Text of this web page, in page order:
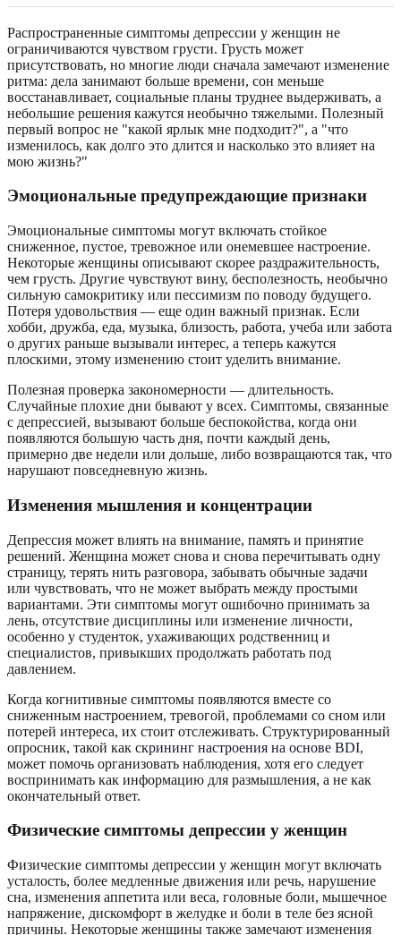
Распространенные симптомы депрессии у женщин не
ограничиваются чувством грусти. Грусть может
присутствовать, но многие люди сначала замечают изменение
ритма: дела занимают больше времени, сон меньше
восстанавливает, социальные планы труднее выдерживать, а
небольшие решения кажутся необычно тяжелыми. Полезный
первый вопрос не "какой ярлык мне подходит?", а "что
изменилось, как долго это длится и насколько это влияет на
мою жизнь?"
Эмоциональные предупреждающие признаки
Эмоциональные симптомы могут включать стойкое
сниженное, пустое, тревожное или онемевшее настроение.
Некоторые женщины описывают скорее раздражительность,
чем грусть. Другие чувствуют вину, бесполезность, необычно
сильную самокритику или пессимизм по поводу будущего.
Потеря удовольствия — еще один важный признак. Если
хобби, дружба, еда, музыка, близость, работа, учеба или забота
о других раньше вызывали интерес, а теперь кажутся
плоскими, этому изменению стоит уделить внимание.
Полезная проверка закономерности — длительность.
Случайные плохие дни бывают у всех. Симптомы, связанные
с депрессией, вызывают больше беспокойства, когда они
появляются большую часть дня, почти каждый день,
примерно две недели или дольше, либо возвращаются так, что
нарушают повседневную жизнь.
Изменения мышления и концентрации
Депрессия может влиять на внимание, память и принятие
решений. Женщина может снова и снова перечитывать одну
страницу, терять нить разговора, забывать обычные задачи
или чувствовать, что не может выбрать между простыми
вариантами. Эти симптомы могут ошибочно принимать за
лень, отсутствие дисциплины или изменение личности,
особенно у студенток, ухаживающих родственниц и
специалистов, привыкших продолжать работать под
давлением.
Когда когнитивные симптомы появляются вместе со
сниженным настроением, тревогой, проблемами со сном или
потерей интереса, их стоит отслеживать. Структурированный
опросник, такой как скрининг настроения на основе BDI,
может помочь организовать наблюдения, хотя его следует
воспринимать как информацию для размышления, а не как
окончательный ответ.
Физические симптомы депрессии у женщин
Физические симптомы депрессии у женщин могут включать
усталость, более медленные движения или речь, нарушение
сна, изменения аппетита или веса, головные боли, мышечное
напряжение, дискомфорт в желудке и боли в теле без ясной
причины. Некоторые женщины также замечают изменения